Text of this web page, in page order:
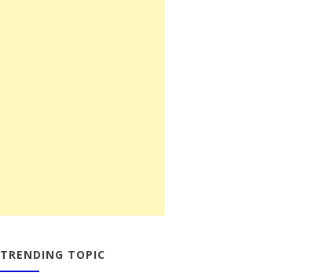
TRENDING TOPIC